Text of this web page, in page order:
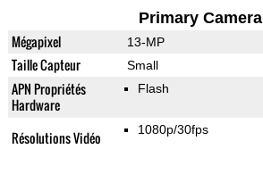
Primary Camera
Mégapixel 13-MP
Taille Capteur Small
APN Propriétés
Hardware
Flash
Résolutions Vidéo 1080p/30fps